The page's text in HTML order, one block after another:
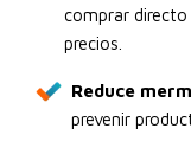
comprar
precios.
Reduce
prevenir